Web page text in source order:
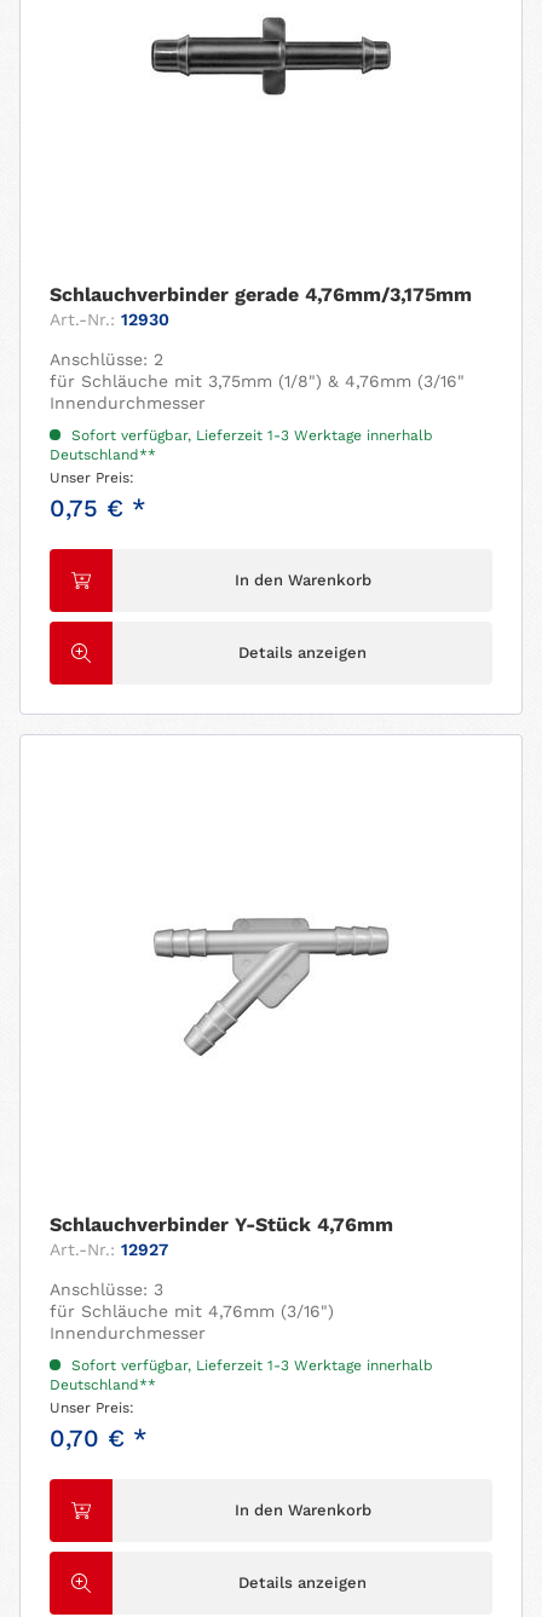
Schlauchverbinder gerade 4,76mm/3,175mm
Art.-Nr.: 12930
Anschlüsse: 2
für Schläuche mit 3,75mm (1/8") & 4,76mm (3/16"
Innendurchmesser
Sofort verfügbar, Lieferzeit 1-3 Werktage innerhalb
Deutschland**
Unser Preis:
0,75 € *
In den Warenkorb
Details anzeigen
Schlauchverbinder Y-Stück 4,76mm
Art.-Nr.: 12927
Anschlüsse: 3
für Schläuche mit 4,76mm (3/16")
Innendurchmesser
Sofort verfügbar, Lieferzeit 1-3 Werktage innerhalb
Deutschland**
Unser Preis:
0,70 € *
In den Warenkorb
Details anzeigen